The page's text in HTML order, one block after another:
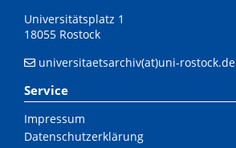
Universitätsplatz 1
18055 Rostock
universitaetsarchiv(at)uni-rostock.de
Service
Impressum
Datenschutzerklärung